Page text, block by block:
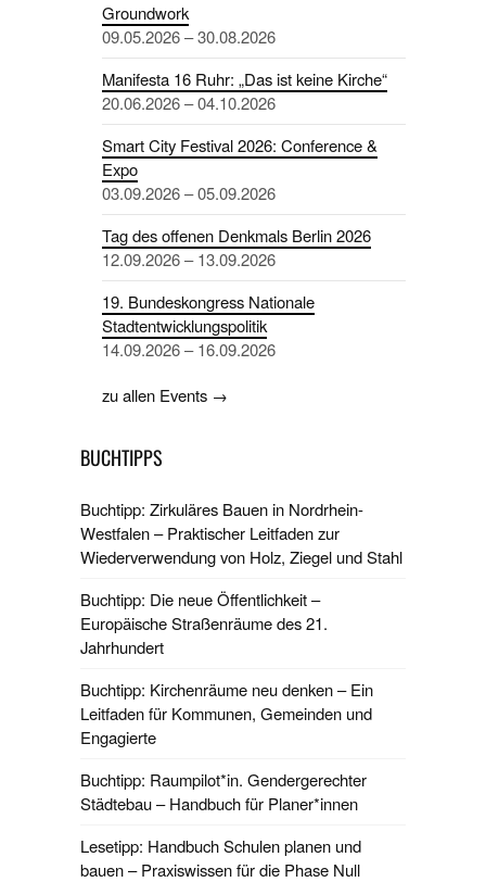
Groundwork
09.05.2026 – 30.08.2026
Manifesta 16 Ruhr: „Das ist keine Kirche“
20.06.2026 – 04.10.2026
Smart City Festival 2026: Conference &
Expo
03.09.2026 – 05.09.2026
Tag des offenen Denkmals Berlin 2026
12.09.2026 – 13.09.2026
19. Bundeskongress Nationale
Stadtentwicklungspolitik
14.09.2026 – 16.09.2026
zu allen Events →
BUCHTIPPS
Buchtipp: Zirkuläres Bauen in Nordrhein-
Westfalen – Praktischer Leitfaden zur
Wiederverwendung von Holz, Ziegel und Stahl
Buchtipp: Die neue Öffentlichkeit –
Europäische Straßenräume des 21.
Jahrhundert
Buchtipp: Kirchenräume neu denken – Ein
Leitfaden für Kommunen, Gemeinden und
Engagierte
Buchtipp: Raumpilot*in. Gendergerechter
Städtebau – Handbuch für Planer*innen
Lesetipp: Handbuch Schulen planen und
bauen – Praxiswissen für die Phase Null